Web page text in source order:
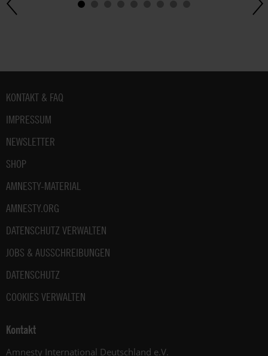
Fußbereich
KONTAKT & FAQ
IMPRESSUM
NEWSLETTER
SHOP
AMNESTY-MATERIAL
AMNESTY.ORG
DATENSCHUTZ VERWALTEN
JOBS & AUSSCHREIBUNGEN
DATENSCHUTZ
COOKIES VERWALTEN
Kontakt
Amnesty International Deutschland e.V.